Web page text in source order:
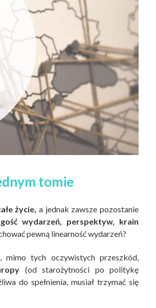
tomie
życie, a jednak zawsze pozostanie
wydarzeń, perspektyw, krain
pewną linearność wydarzeń?
tych oczywistych przeszkód,
(od starożytności po politykę
do spełnienia, musiał trzymać się